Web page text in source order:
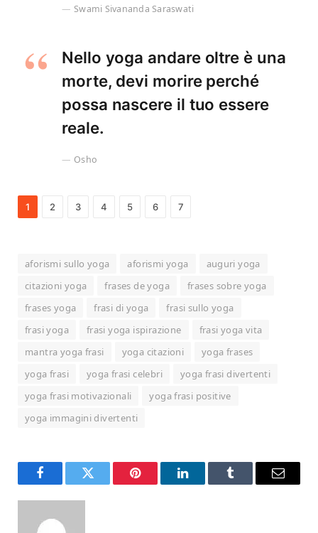
Swami Sivananda Saraswati
Nello yoga andare oltre è una
morte, devi morire perché
possa nascere il tuo essere
reale.
Osho
1 2 3 4 5 6 7
aforismi sullo yoga aforismi yoga
auguri yoga
citazioni yoga
frases de yoga
frases sobre yoga
frases yoga
frasi di yoga
frasi sullo yoga
frasi yoga
frasi yoga ispirazione
frasi yoga vita
mantra yoga frasi
yoga citazioni
yoga frases
yoga frasi
yoga frasi celebri
yoga frasi divertenti
yoga frasi motivazionali
yoga frasi positive
yoga immagini divertenti
FacebookTwitter Pinterest LinkedInTumblr Email